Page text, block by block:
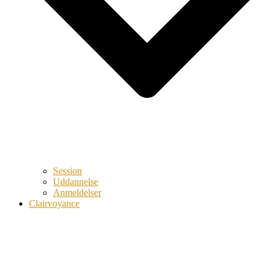
Session
Uddannelse
Anmeldelser
Clairvoyance